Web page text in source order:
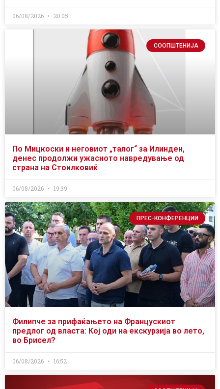
06/08/2026 20:05
СООПШТЕНИЈА
По Мицкоски и неговиот „талог“ за Илинден,
денес продолжи ужасното навредување од
страна на Стоилковиќ
06/08/2026 19:39
ПРЕС-КОНФЕРЕНЦИИ
Филипче за прифаќањето на Францускиот
предлог од власта: Кој оди на екскурзија во лето,
во Брисел?
06/08/2026 16:52